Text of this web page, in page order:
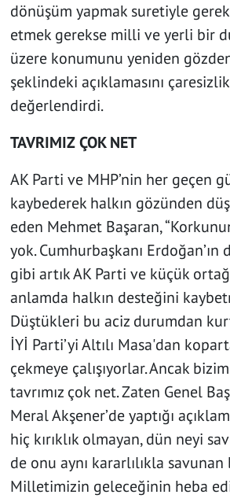
dönüşüm yapmak suretiyle
etmek gerekse milli ve yerli bir
üzere konumunu yeniden
şeklindeki açıklamasını
değerlendirdi.
TAVRIMIZ ÇOK NET
AK Parti ve MHP’nin her geçen
kaybederek halkın gözünden
eden Mehmet Başaran,
yok. Cumhurbaşkanı
gibi artık AK Parti ve küçük
anlamda halkın desteğini
Düştükleri bu aciz durumdan
İYİ Parti’yi Altılı Masa'dan
çekmeye çalışıyorlar. Ancak
tavrımız çok net. Zaten Genel
Meral Akşener’de yaptığı
hiç kırıklık olmayan, dün neyi
de onu aynı kararlılıkla
Milletimizin geleceğinin heba